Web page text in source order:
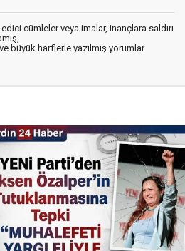
cümleler veya imalar, inançlara saldırı
büyük harflerle yazılmış yorumlar